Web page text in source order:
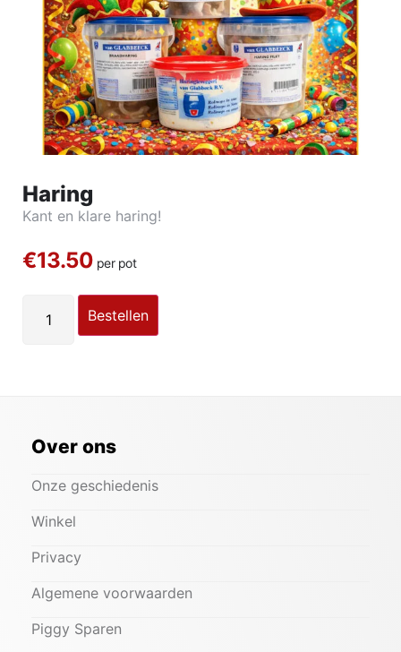
Haring
Kant en klare haring!
€13.50 per pot
Bestellen
Over ons
Onze geschiedenis
Winkel
Privacy
Algemene voorwaarden
Piggy Sparen